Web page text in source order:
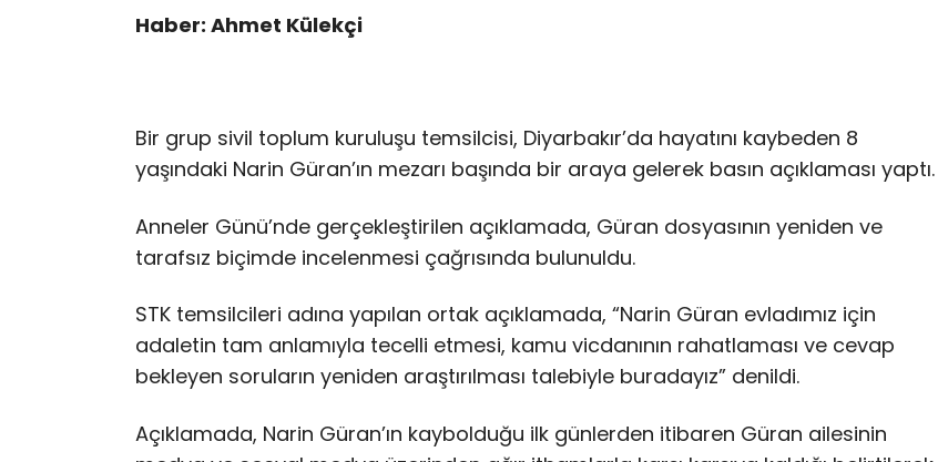
Haber: Ahmet Külekçi
Bir grup sivil toplum kuruluşu temsilcisi, Diyarbakır’da hayatını kaybeden 8
yaşındaki Narin Güran’ın mezarı başında bir araya gelerek basın açıklaması yaptı.
Anneler Günü’nde gerçekleştirilen açıklamada, Güran dosyasının yeniden ve
tarafsız biçimde incelenmesi çağrısında bulunuldu.
STK temsilcileri adına yapılan ortak açıklamada, “Narin Güran evladımız için
adaletin tam anlamıyla tecelli etmesi, kamu vicdanının rahatlaması ve cevap
bekleyen soruların yeniden araştırılması talebiyle buradayız” denildi.
Açıklamada, Narin Güran’ın kaybolduğu ilk günlerden itibaren Güran ailesinin